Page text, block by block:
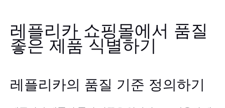
레플리카 쇼핑몰에서 품질
좋은 제품 식별하기
레플리카의 품질 기준 정의하기